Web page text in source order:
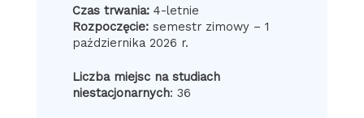
Czas trwania:4-letnie
Rozpoczęcie:semestr zimowy – 1
października 2026 r.
Liczba miejsc na studiach
niestacjonarnych: 36